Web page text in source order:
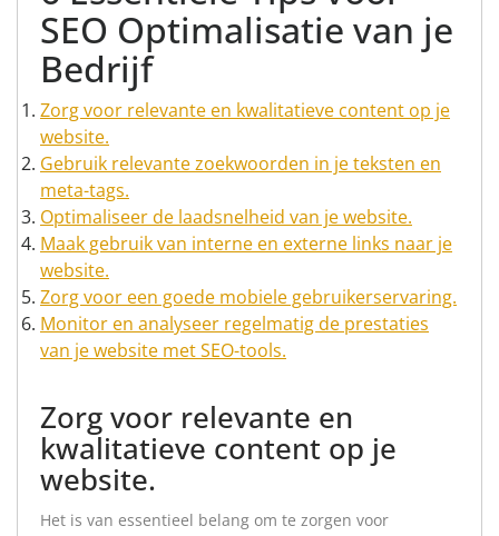
SEO Optimalisatie van je
Bedrijf
Zorg voor relevante en kwalitatieve content op je
website.
Gebruik relevante zoekwoorden in je teksten en
meta-tags.
Optimaliseer de laadsnelheid van je website.
Maak gebruik van interne en externe links naar je
website.
Zorg voor een goede mobiele gebruikerservaring.
Monitor en analyseer regelmatig de prestaties
van je website met SEO-tools.
Zorg voor relevante en
kwalitatieve content op je
website.
Het is van essentieel belang om te zorgen voor